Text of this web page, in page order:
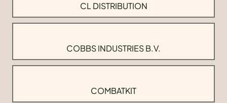
CL DISTRIBUTION
COBBS INDUSTRIES B.V.
COMBATKIT